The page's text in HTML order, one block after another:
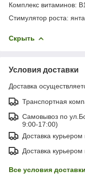
Комплекс витаминов:
Стимулятор роста:
Скрыть
Условия доставки
Доставка
Транспортная
Самовывоз по
9:00-17:00)
Доставка
Доставка
Все условия доставки